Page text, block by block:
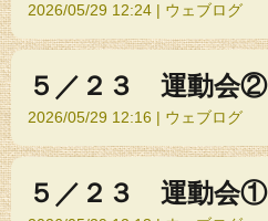
2026/05/29 12:24 ウェブログ
５／２３ 運動会②
2026/05/29 12:16 ウェブログ
５／２３ 運動会①